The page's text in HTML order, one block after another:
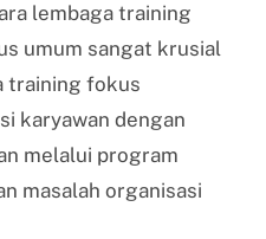
lembaga training
umum sangat krusial
training fokus
karyawan dengan
melalui program
masalah organisasi